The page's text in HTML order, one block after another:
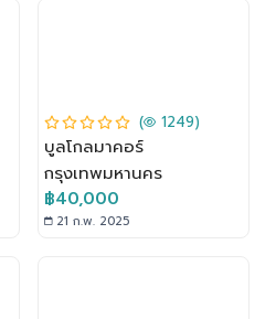
( 1249)
บูลโกลมาคอร์
กรุงเทพมหานคร
฿40,000
21 ก.พ. 2025